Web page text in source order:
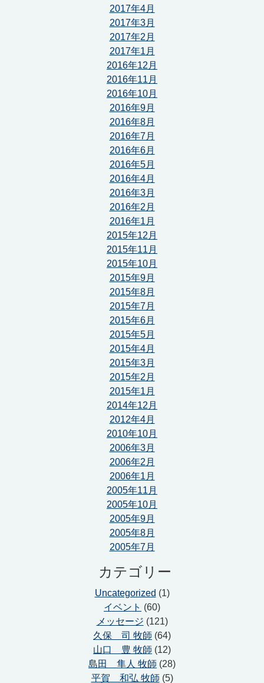
2017年4月
2017年3月
2017年2月
2017年1月
2016年12月
2016年11月
2016年10月
2016年9月
2016年8月
2016年7月
2016年6月
2016年5月
2016年4月
2016年3月
2016年2月
2016年1月
2015年12月
2015年11月
2015年10月
2015年9月
2015年8月
2015年7月
2015年6月
2015年5月
2015年4月
2015年3月
2015年2月
2015年1月
2014年12月
2012年4月
2010年10月
2006年3月
2006年2月
2006年1月
2005年11月
2005年10月
2005年9月
2005年8月
2005年7月
カテゴリー
Uncategorized (1)
イベント (60)
メッセージ (121)
久保 司 牧師 (64)
山口 豊 牧師 (12)
島田 隼人 牧師 (28)
平賀 和弘 牧師 (5)